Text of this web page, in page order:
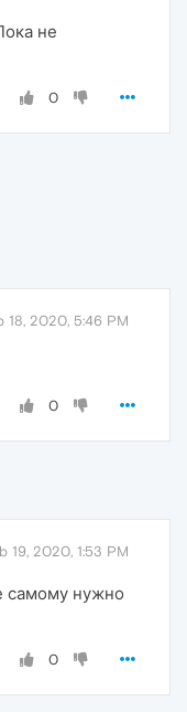
не
0
18, 2020, 5:46 PM
0
19, 2020, 1:53 PM
самому нужно
0